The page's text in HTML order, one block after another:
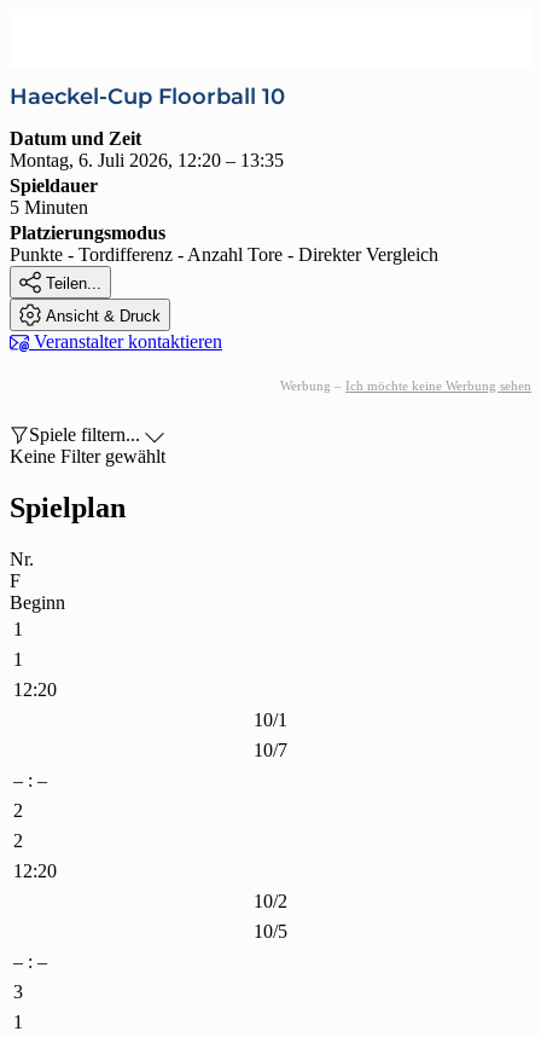
Haeckel-Cup Floorball 10
Datum und Zeit
Montag, 6. Juli 2026, 12:20 – 13:35
Spieldauer
5 Minuten
Platzierungsmodus
Punkte - Tordifferenz - Anzahl Tore - Direkter Vergleich
 Teilen...
 Ansicht & Druck
 Veranstalter kontaktieren
Werbung – Ich möchte keine Werbung sehen
Spiele filtern... 
Keine Filter gewählt
Spielplan
Nr.
F
Beginn
1
1
12:20
10/1
10/7
– : –
2
2
12:20
10/2
10/5
– : –
3
1